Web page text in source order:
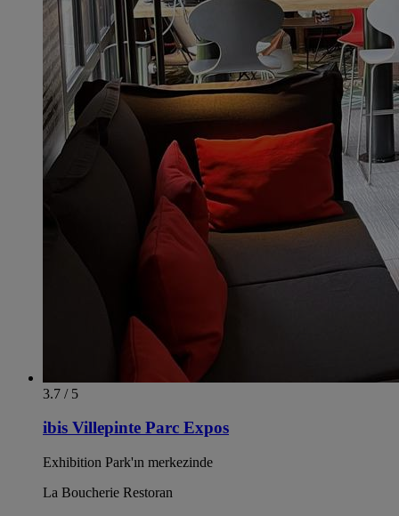
3.7 / 5
ibis Villepinte Parc Expos
Exhibition Park'ın merkezinde
La Boucherie Restoran